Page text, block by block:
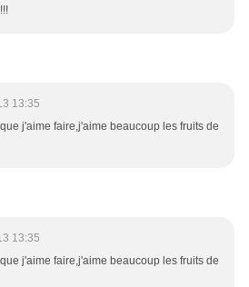
13:35
j'aime faire,j'aime beaucoup les fruits de
13:35
j'aime faire,j'aime beaucoup les fruits de